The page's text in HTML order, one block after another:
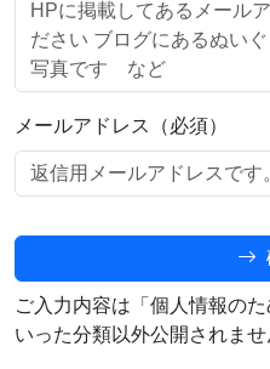
メールアドレス（必須）
ご入力内容は「個人情報の
いった分類以外公開されま